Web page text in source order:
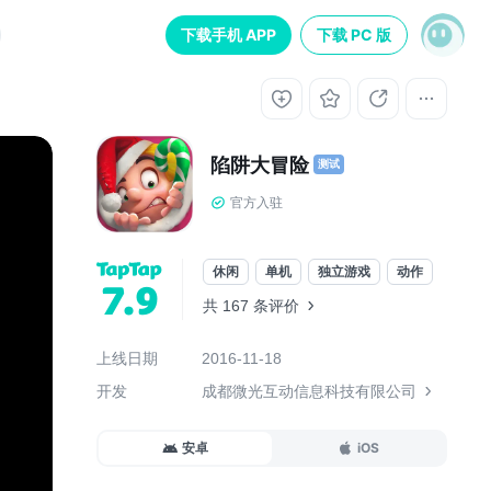
下载手机 APP 下载 PC 版
陷阱大冒险 测试
官方入驻
7.9
休闲 单机 独立游戏 动作
共 167 条评价
上线日期
2016-11-18
开发
成都微光互动信息科技有限公司
安卓 iOS